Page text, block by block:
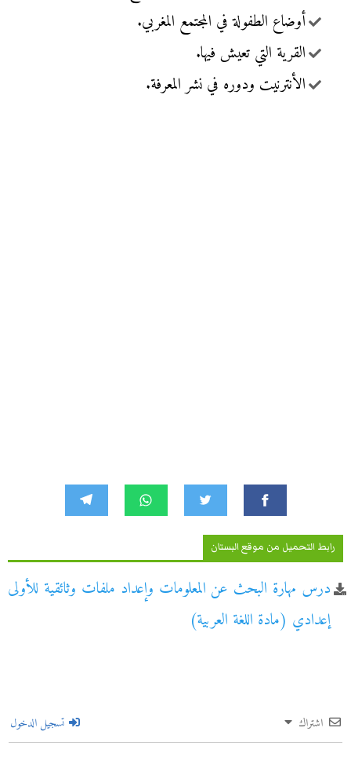
أوضاع الطفولة في المجتمع المغربي.
القرية التي تعيش فيها.
الأنترنيت ودوره في نشر المعرفة.
رابط التحميل من موقع البستان
درس مهارة البحث عن المعلومات وإعداد ملفات وثائقية للأولى
إعدادي (مادة اللغة العربية)
اشتراك تسجيل الدخول